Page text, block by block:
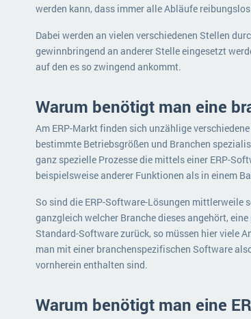
werden kann, dass immer alle Abläufe
Dabei werden an vielen verschiedenen Stellen
gewinnbringend an anderer Stelle eingesetzt
auf den es so zwingend ankommt.
Warum benötigt man eine
Am ERP-Markt finden sich unzählige
bestimmte Betriebsgrößen und Branchen
ganz spezielle Prozesse die mittels einer ERP-
beispielsweise anderer Funktionen als in einem
So sind die ERP-Software-Lösungen mittlerweile
ganzgleich welcher Branche dieses angehört,
Standard-Software zurück, so müssen hier viele
man mit einer branchenspezifischen Software
vornherein enthalten sind.
Warum benötigt man eine